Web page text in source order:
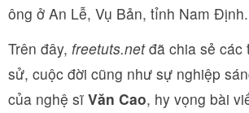
ông ở An Lễ, Vụ Bản, tỉnh Nam Định.
Trên đây, freetuts.netđã chia sẻ các
sử, cuộc đời cũng như sự nghiệp
của nghệ sĩ Văn Cao, hy vọng bài